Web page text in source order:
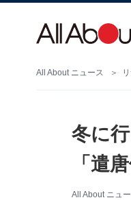
All About ニュース
冬に
「遣
All About ニュ